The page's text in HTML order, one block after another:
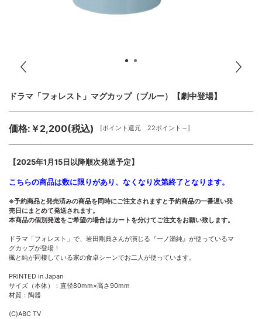
ドラマ「フォレスト」マグカップ（ブルー）【劇中登場】
価格:￥2,200(税込) [ポイント還元 22ポイント～]
【2025年1月15日以降順次発送予定】
こちらの商品は数に限りがあり、なくなり次第終了となります。
※予約商品と発売済みの商品を同時にご注文されますと予約商品の一番遅い発
売日にまとめて発送されます。
本商品の個別発送をご希望の場合はカートを分けてご注文をお願い致します。
ドラマ「フォレスト」で、岩田剛典さんが演じる『一ノ瀬純』が使っているマ
グカップが登場！
楓と純が同棲している家の食卓シーンでお二人が使っています。
PRINTED in Japan
サイズ（本体）：直径80mm×高さ90mm
材質：陶器
(C)ABC TV